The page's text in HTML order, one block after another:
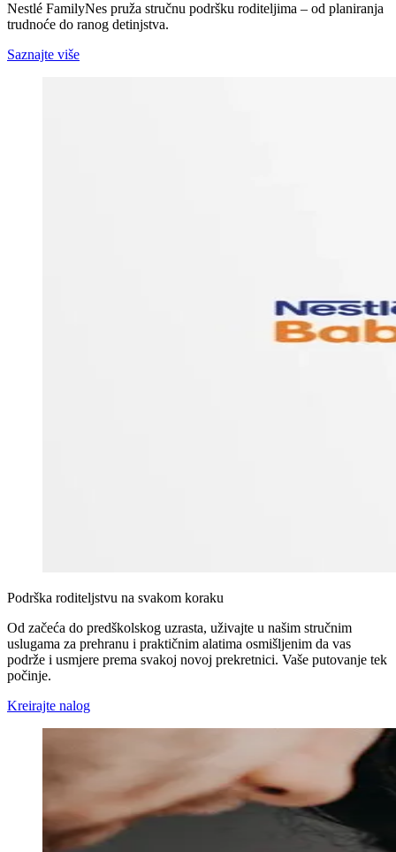
Nestlé FamilyNes pruža stručnu podršku roditeljima – od planiranja
trudnoće do ranog detinjstva.
Saznajte više
Podrška roditeljstvu na svakom koraku
Od začeća do predškolskog uzrasta, uživajte u našim stručnim
uslugama za prehranu i praktičnim alatima osmišljenim da vas
podrže i usmjere prema svakoj novoj prekretnici. Vaše putovanje tek
počinje.
Kreirajte nalog